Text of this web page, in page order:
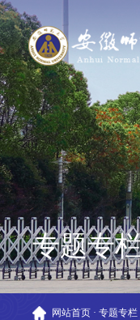
专题专
网站首页 · 专题专栏